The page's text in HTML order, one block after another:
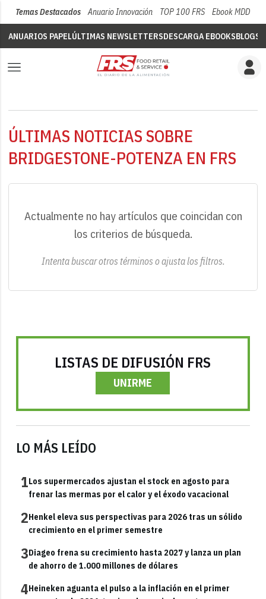
Temas Destacados Anuario Innovación TOP 100 FRS Ebook MDD
ANUARIOS PAPELÚLTIMAS NEWSLETTERSDESCARGA EBOOKSBLOGS
ÚLTIMAS NOTICIAS SOBRE
BRIDGESTONE-POTENZA EN FRS
Actualmente no hay artículos que coincidan con
los criterios de búsqueda.
Intenta buscar otros términos o ajusta los filtros.
LISTAS DE DIFUSIÓN FRS
UNIRME
LO MÁS LEÍDO
1Los supermercados ajustan el stock en agosto para
frenar las mermas por el calor y el éxodo vacacional
2Henkel eleva sus perspectivas para 2026 tras un sólido
crecimiento en el primer semestre
3Diageo frena su crecimiento hasta 2027 y lanza un plan
de ahorro de 1.000 millones de dólares
4Heineken aguanta el pulso a la inflación en el primer